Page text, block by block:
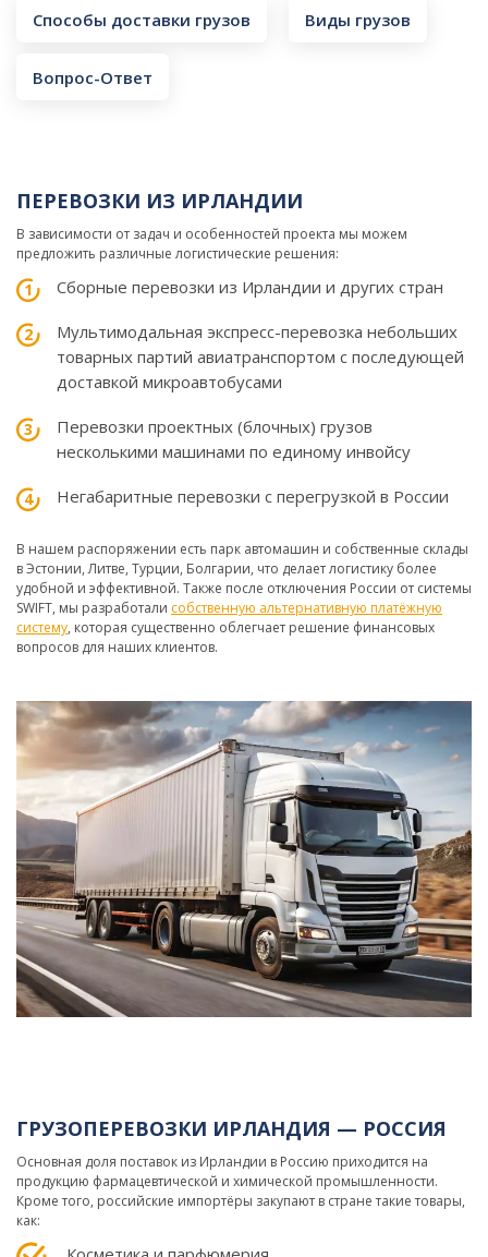
Способы доставки грузов Виды грузов
Вопрос-Ответ
ПЕРЕВОЗКИ ИЗ ИРЛАНДИИ
В зависимости от задач и особенностей проекта мы можем
предложить различные логистические решения:
Сборные перевозки из Ирландии и других стран
Мультимодальная экспресс-перевозка небольших
товарных партий авиатранспортом с последующей
доставкой микроавтобусами
Перевозки проектных (блочных) грузов
несколькими машинами по единому инвойсу
Негабаритные перевозки с перегрузкой в России
В нашем распоряжении есть парк автомашин и собственные склады
в Эстонии, Литве, Турции, Болгарии, что делает логистику более
удобной и эффективной. Также после отключения России от системы
SWIFT, мы разработали собственную альтернативную платёжную
систему, которая существенно облегчает решение финансовых
вопросов для наших клиентов.
ГРУЗОПЕРЕВОЗКИ ИРЛАНДИЯ — РОССИЯ
Основная доля поставок из Ирландии в Россию приходится на
продукцию фармацевтической и химической промышленности.
Кроме того, российские импортёры закупают в стране такие товары,
как: